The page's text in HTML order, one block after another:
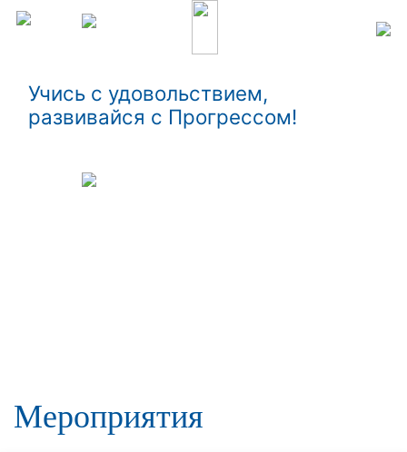
Учись с удовольствием,
развивайся с Прогрессом!
Мероприятия